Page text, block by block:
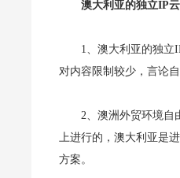
澳大利亚的独立IP
1、澳大利亚的独立
对内容限制较少，言论
2、澳洲外贸环境自
上进行的，澳大利亚是
方案。